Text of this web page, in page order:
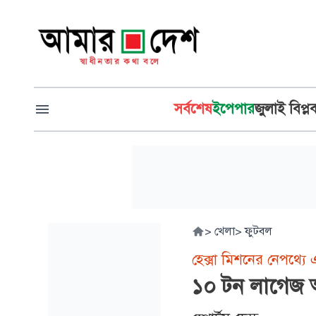
সর্বশেষইপেপারজুলাই
> খেলা> ফুটবল
হেক্সা মিশনের
১০ টন লাগেজ